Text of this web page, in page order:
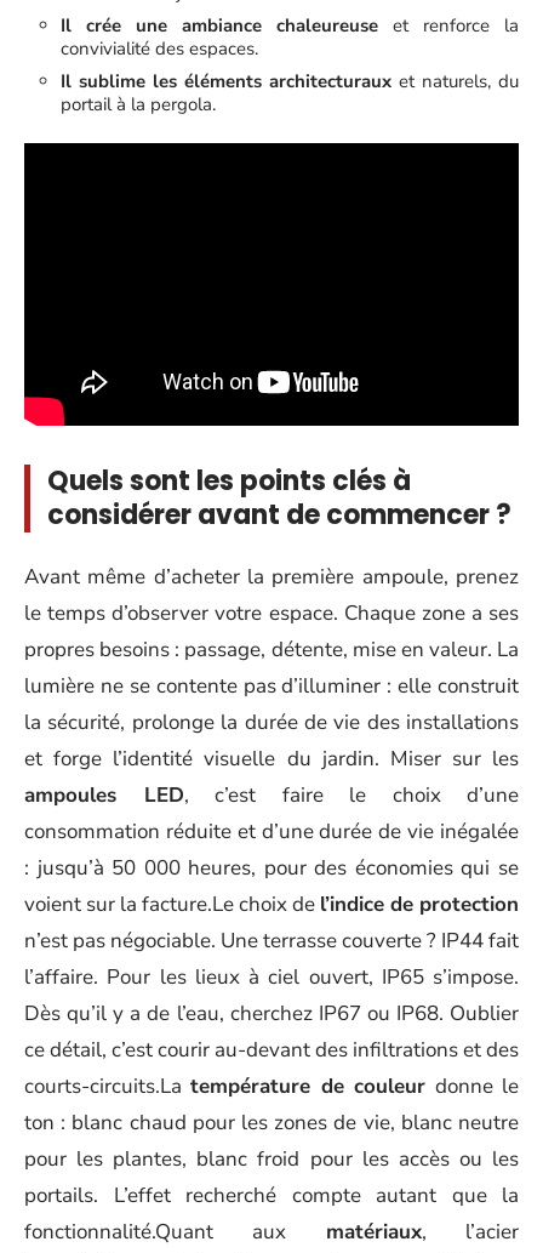
Il crée une ambiance chaleureuse et renforce la
convivialité des espaces.
Il sublime les éléments architecturaux et naturels, du
portail à la pergola.
Quels sont les points clés à
considérer avant de commencer ?
Avant même d’acheter la première ampoule, prenez
le temps d’observer votre espace. Chaque zone a ses
propres besoins : passage, détente, mise en valeur. La
lumière ne se contente pas d’illuminer : elle construit
la sécurité, prolonge la durée de vie des installations
et forge l’identité visuelle du jardin. Miser sur les
ampoules LED, c’est faire le choix d’une
consommation réduite et d’une durée de vie inégalée
: jusqu’à 50 000 heures, pour des économies qui se
voient sur la facture.Le choix de l’indice de protection
n’est pas négociable. Une terrasse couverte ? IP44 fait
l’affaire. Pour les lieux à ciel ouvert, IP65 s’impose.
Dès qu’il y a de l’eau, cherchez IP67 ou IP68. Oublier
ce détail, c’est courir au-devant des infiltrations et des
courts-circuits.Latempérature de couleur donne le
ton : blanc chaud pour les zones de vie, blanc neutre
pour les plantes, blanc froid pour les accès ou les
portails. L’effet recherché compte autant que la
fonctionnalité.Quant aux matériaux, l’acier